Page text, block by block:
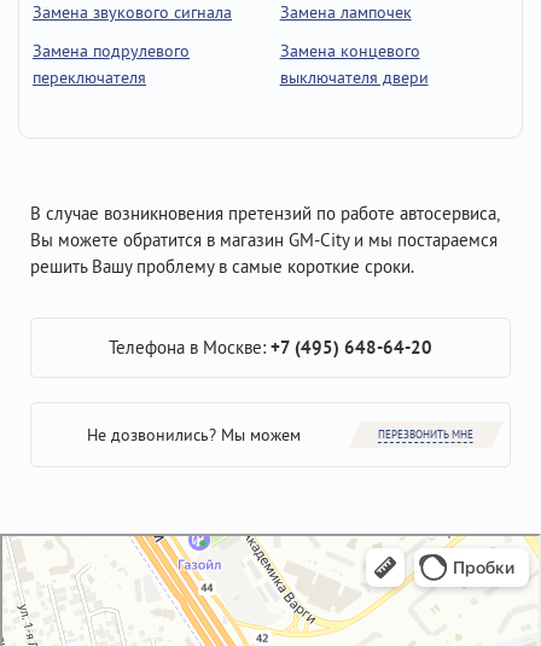
Замена звукового сигнала
Замена лампочек
Замена подрулевого
переключателя
Замена концевого
выключателя двери
В случае возникновения претензий по работе автосервиса,
Вы можете обратится в магазин GM-City и мы постараемся
решить Вашу проблему в самые короткие сроки.
Телефона в Москве: +7 (495) 648-64-20
Не дозвонились? Мы можем ПЕРЕЗВОНИТЬ МНЕ
GM-City&VAG-Repair
Автосервис, автотехцентр в Москве
Магазин автозапчастей и автотоваров в Москве